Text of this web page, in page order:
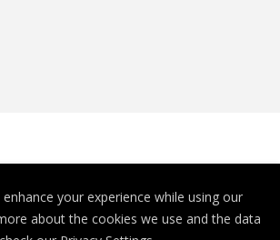
sites internet à Mulhouse
your experience while using our
about the cookies we use and the data